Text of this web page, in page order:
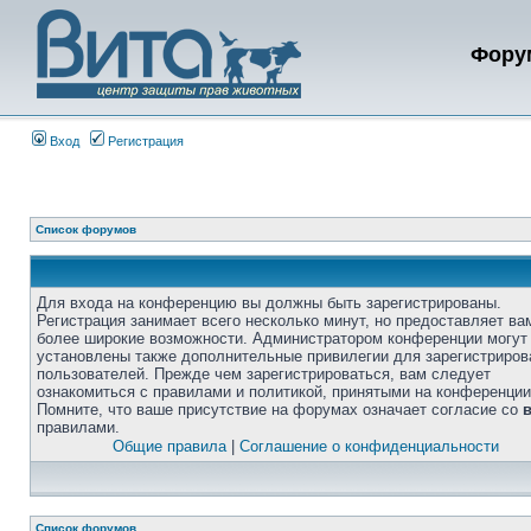
Вход Регистрация
Список форумов
Для входа на конференцию вы должны быть зарегистрированы.
Регистрация занимает всего несколько минут, но предоставляет
более широкие возможности. Администратором конференции
установлены также дополнительные привилегии для
пользователей. Прежде чем зарегистрироваться, вам следует
ознакомиться с правилами и политикой, принятыми на
Помните, что ваше присутствие на форумах означает согласие со
правилами.
Общие правила| Соглашение о конфиденциальности
Список форумов